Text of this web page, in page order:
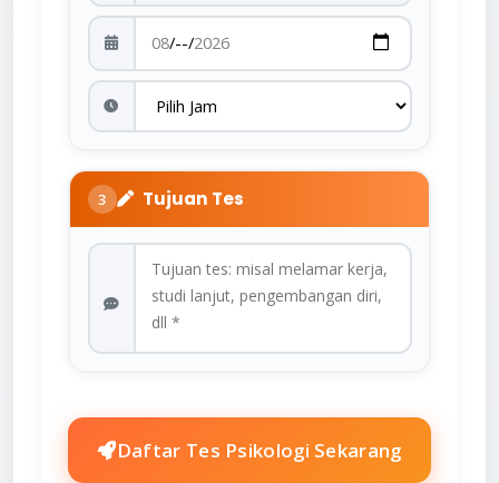
3 Tujuan Tes
Daftar Tes Psikologi Sekarang